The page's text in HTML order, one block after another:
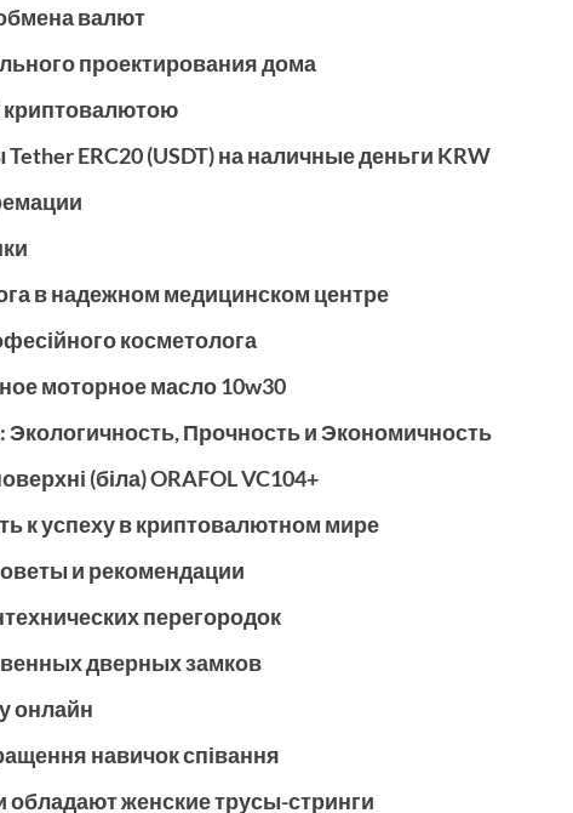
валют
проектирования дома
криптовалютою
ERC20 (USDT) на наличные деньги KRW
в надежном медицинском центре
косметолога
моторное масло 10w30
Прочность и Экономичность
(біла) ORAFOL VC104+
к успеху в криптовалютном мире
и рекомендации
перегородок
дверных замков
онлайн
навичок співання
женские трусы-стринги